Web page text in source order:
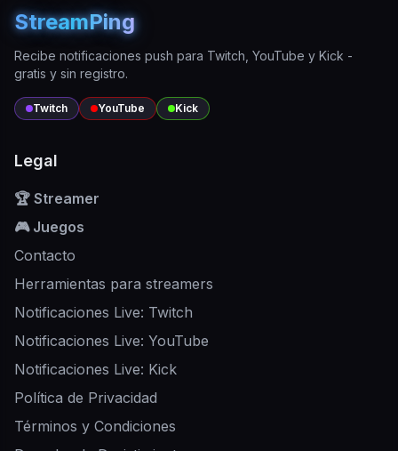
StreamPing
Recibe notificaciones push para Twitch, YouTube y Kick -
gratis y sin registro.
Twitch YouTube Kick
Legal
🏆 Streamer
🎮 Juegos
Contacto
Herramientas para streamers
Notificaciones Live: Twitch
Notificaciones Live: YouTube
Notificaciones Live: Kick
Política de Privacidad
Términos y Condiciones